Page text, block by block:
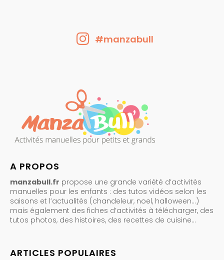
#manzabull
A PROPOS
manzabull.fr propose une grande variété d’activités
manuelles pour les enfants : des tutos vidéos selon les
saisons et l’actualités (chandeleur, noel, halloween…)
mais également des fiches d’activités à télécharger, des
tutos photos, des histoires, des recettes de cuisine…
ARTICLES POPULAIRES